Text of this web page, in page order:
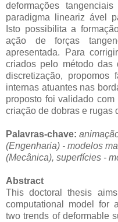
deformações
paradigma lineariz ável
Isto possibilita a
ação de forças
apresentada. Para
criados pelo método das
discretização, propomos
internas atuantes nas
proposto foi validado
criação de dobras e rugas
Palavras-chave:
(Engenharia) - modelos
(Mecânica), superfícies -
Abstract
This doctoral thesis
computational model for
two trends of deformable